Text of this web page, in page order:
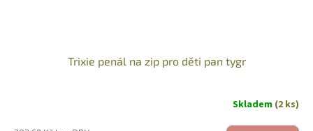
Trixie penál na zip pro děti pan tygr
Skladem (2 ks)